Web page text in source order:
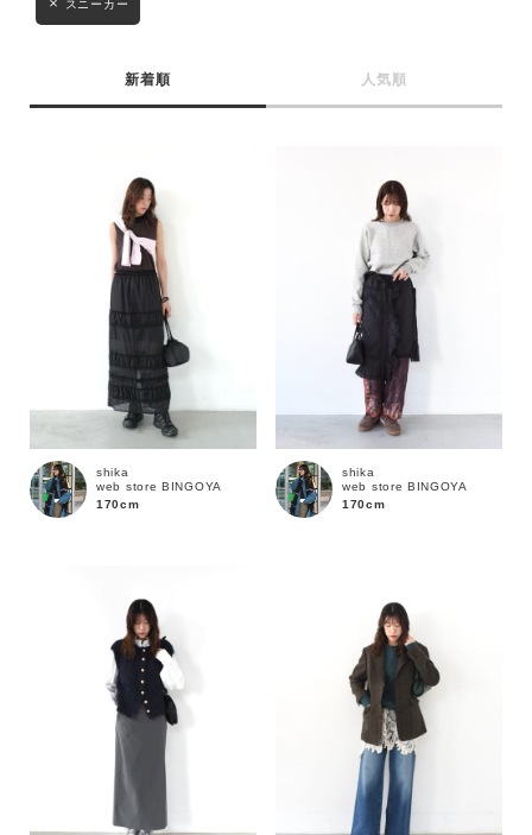
スニーカー
新着順 人気順
shika
web store BINGOYA
170cm
shika
web store BINGOYA
170cm